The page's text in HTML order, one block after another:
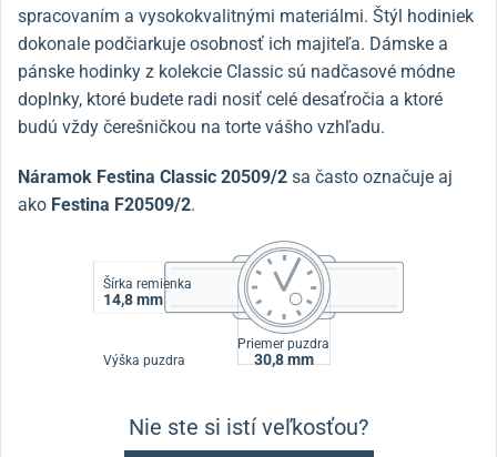
spracovaním a vysokokvalitnými materiálmi. Štýl hodiniek
dokonale podčiarkuje osobnosť ich majiteľa. Dámske a
pánske hodinky z kolekcie Classic sú nadčasové módne
doplnky, ktoré budete radi nosiť celé desaťročia a ktoré
budú vždy čerešničkou na torte vášho vzhľadu.
Náramok Festina Classic 20509/2 sa často označuje aj
ako Festina F20509/2.
Šírka remienka
14,8 mm
Výška puzdra
Priemer puzdra
30,8 mm
Nie ste si istí veľkosťou?